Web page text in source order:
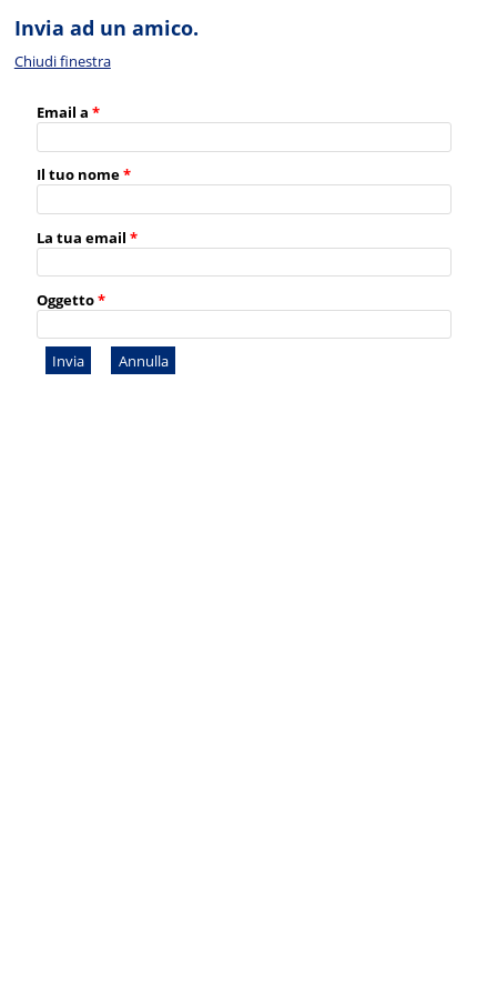
Invia ad un amico.
Chiudi finestra
Email a *
Il tuo nome*
La tua email *
Oggetto*
Invia Annulla